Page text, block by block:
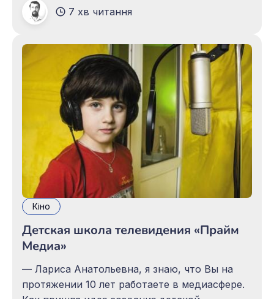
тонким стилістом і найкращим
імпресіоністом, а лебединою його піснею та
шедевром українського письменства стала
повість «Тіні забутих предків». Закоханий у
карпатський край письменник відтворив
казковий
7 хв читання
Кіно
Детская школа телевидения «Прайм
Медиа»
— Лариса Анатольевна, я знаю, что Вы на
протяжении 10 лет работаете в медиасфере.